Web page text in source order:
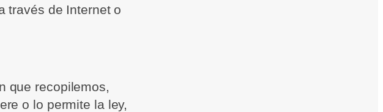
través de Internet o
que recopilemos,
o lo permite la ley,